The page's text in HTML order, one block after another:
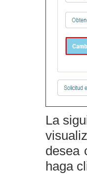
La
desea
haga